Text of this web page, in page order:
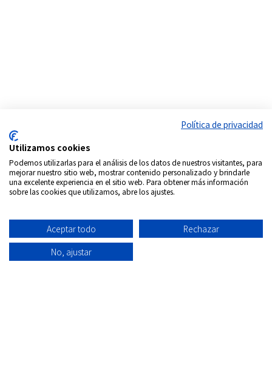
Síguenos en:
Política de privacidad
Utilizamos cookies
Podemos utilizarlas para el análisis de los datos de nuestros visitantes, para
mejorar nuestro sitio web, mostrar contenido personalizado y brindarle
una excelente experiencia en el sitio web. Para obtener más información
sobre las cookies que utilizamos, abre los ajustes.
Aceptar todo
Rechazar
No, ajustar